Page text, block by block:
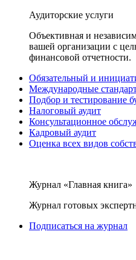
Аудиторские услуги
Объективная и
вашей организации с
финансовой отчетности.
Обязательный и
Международные
Подбор и тестирование
Налоговый аудит
Консультационное
Кадровый аудит
Оценка всех видов
Журнал «Главная книга»
Журнал готовых
Подписаться на журнал